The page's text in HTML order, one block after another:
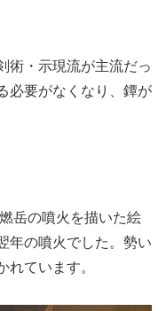
術・示現流が主流だっ
必要がなくなり、鐔が
岳の噴火を描いた絵
年の噴火でした。勢い
れています。